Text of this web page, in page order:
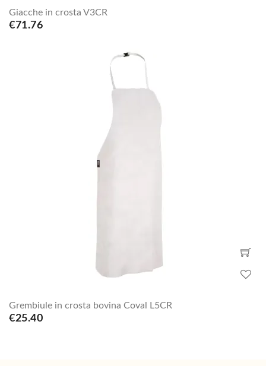
Giacche in crosta V3CR
€71.76
Grembiule in crosta bovina Coval L5CR
€25.40